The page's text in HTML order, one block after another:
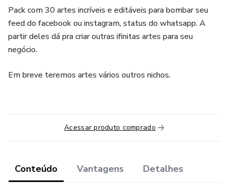
Pack com 30 artes incríveis e editáveis para bombar seu
feed do facebook ou instagram, status do whatsapp. A
partir deles dá pra criar outras ifinitas artes para seu
negócio.
Em breve teremos artes vários outros nichos.
Acessar produto comprado
Conteúdo Vantagens Detalhes